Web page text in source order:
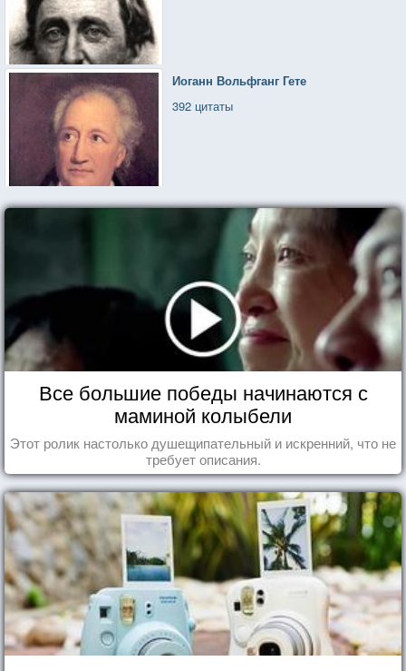
Иоганн Вольфганг Гете
392 цитаты
Все большие победы начинаются с
маминой колыбели
Этот ролик настолько душещипательный и искренний, что не
требует описания.